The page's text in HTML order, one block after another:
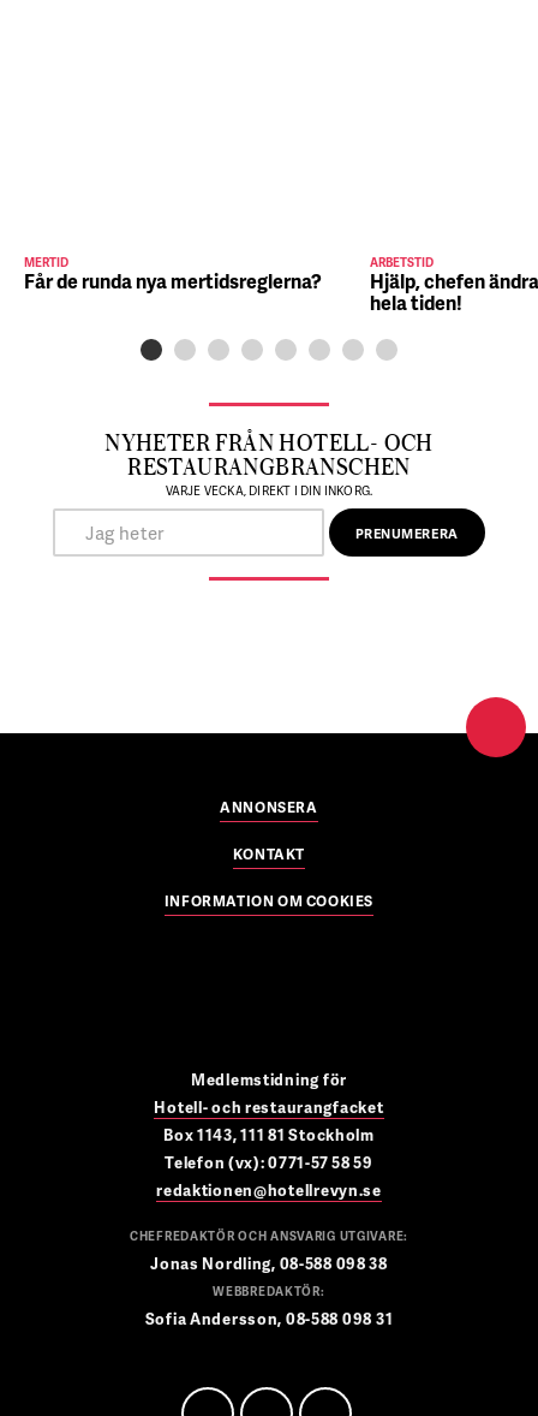
MERTID
Får de runda nya mertidsreglerna?
ARBETSTID
Hjälp, chefen
hela tiden!
NYHETER FRÅN HOTELL- OCH
RESTAURANGBRANSCHEN
VARJE VECKA, DIREKT I DIN INKORG.
ANNONSERA
KONTAKT
INFORMATION OM COOKIES
Medlemstidning för
Hotell- och restaurangfacket
Box 1143, 111 81 Stockholm
Telefon (vx): 0771-57 58 59
redaktionen@hotellrevyn.se
CHEFREDAKTÖR OCH ANSVARIG UTGIVARE:
Jonas Nordling, 08-588 098 38
WEBBREDAKTÖR:
Sofia Andersson, 08-588 098 31